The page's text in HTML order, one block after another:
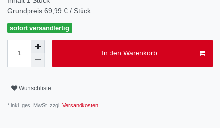
Grundpreis 69,99 € / Stück
sofort versandfertig
In den Warenkorb
Wunschliste
* inkl. ges. MwSt. zzgl. Versandkosten